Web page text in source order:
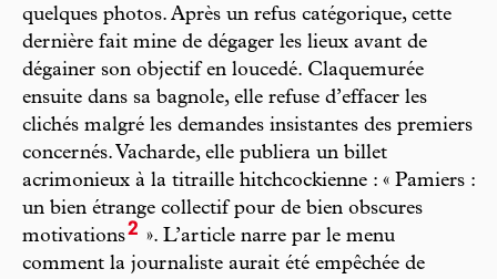
quelques photos. Après un refus catégorique, cette
dernière fait mine de dégager les lieux avant de
dégainer son objectif en loucedé. Claquemurée
ensuite dans sa bagnole, elle refuse d’effacer les
clichés malgré les demandes insistantes des premiers
concernés. Vacharde, elle publiera un billet
acrimonieux à la titraille hitchcockienne : « Pamiers :
un bien étrange collectif pour de bien obscures
motivations2 ». L’article narre par le menu
comment la journaliste aurait été empêchée de